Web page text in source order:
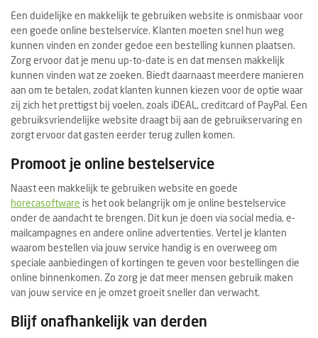
Een duidelijke en makkelijk te gebruiken website is onmisbaar voor
een goede online bestelservice. Klanten moeten snel hun weg
kunnen vinden en zonder gedoe een bestelling kunnen plaatsen.
Zorg ervoor dat je menu up-to-date is en dat mensen makkelijk
kunnen vinden wat ze zoeken. Biedt daarnaast meerdere manieren
aan om te betalen, zodat klanten kunnen kiezen voor de optie waar
zij zich het prettigst bij voelen, zoals iDEAL, creditcard of PayPal. Een
gebruiksvriendelijke website draagt bij aan de gebruikservaring en
zorgt ervoor dat gasten eerder terug zullen komen.
Promoot je online bestelservice
Naast een makkelijk te gebruiken website en goede
horecasoftware is het ook belangrijk om je online bestelservice
onder de aandacht te brengen. Dit kun je doen via social media, e-
mailcampagnes en andere online advertenties. Vertel je klanten
waarom bestellen via jouw service handig is en overweeg om
speciale aanbiedingen of kortingen te geven voor bestellingen die
online binnenkomen. Zo zorg je dat meer mensen gebruik maken
van jouw service en je omzet groeit sneller dan verwacht.
Blijf onafhankelijk van derden